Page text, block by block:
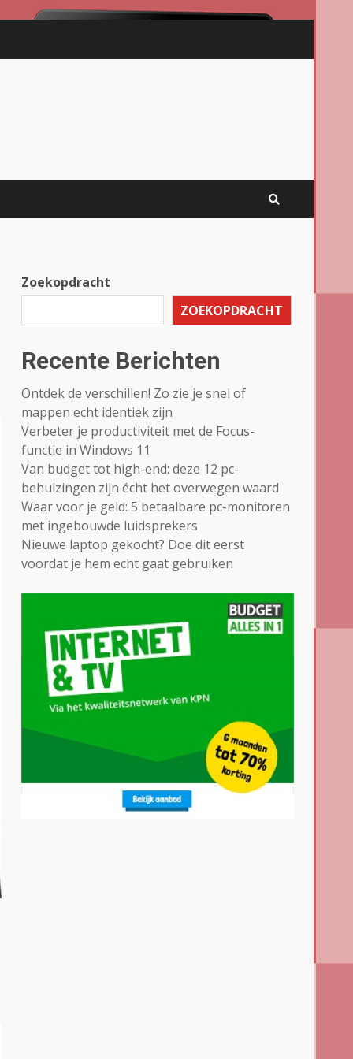
Zoekopdracht
ZOEKOPDRACHT
Recente Berichten
Ontdek de verschillen! Zo zie je snel of
mappen echt identiek zijn
Verbeter je productiviteit met de Focus-
functie in Windows 11
Van budget tot high-end: deze 12 pc-
behuizingen zijn écht het overwegen waard
Waar voor je geld: 5 betaalbare pc-monitoren
met ingebouwde luidsprekers
Nieuwe laptop gekocht? Doe dit eerst
voordat je hem echt gaat gebruiken